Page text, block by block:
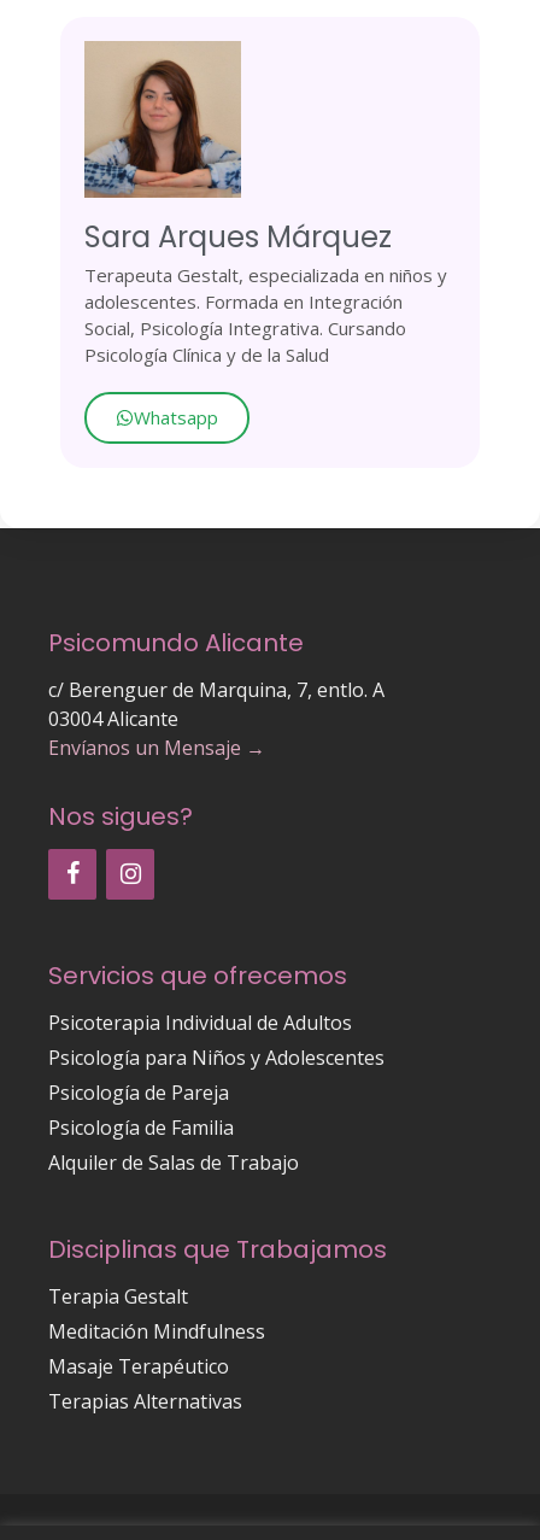
Sara Arques Márquez
Terapeuta Gestalt, especializada en niños y
adolescentes. Formada en Integración
Social, Psicología Integrativa. Cursando
Psicología Clínica y de la Salud
Whatsapp
Psicomundo Alicante
c/ Berenguer de Marquina, 7, entlo. A
03004 Alicante
Envíanos un Mensaje →
Nos sigues?
Servicios que ofrecemos
Psicoterapia Individual de Adultos
Psicología para Niños y Adolescentes
Psicología de Pareja
Psicología de Familia
Alquiler de Salas de Trabajo
Disciplinas que Trabajamos
Terapia Gestalt
Meditación Mindfulness
Masaje Terapéutico
Terapias Alternativas